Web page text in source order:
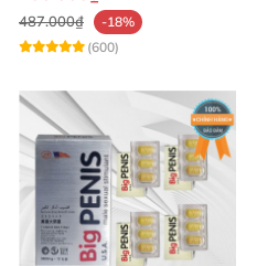
487.000₫
-18%
(600)